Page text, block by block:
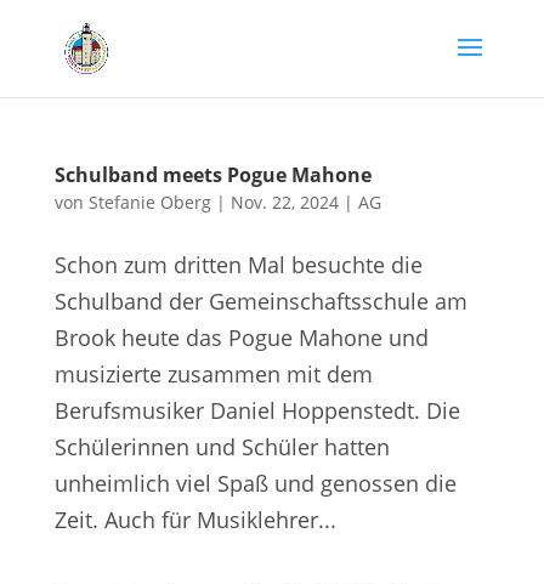
Schulband meets Pogue Mahone
von Stefanie Oberg| Nov. 22, 2024| AG
Schon zum dritten Mal besuchte die
Schulband der Gemeinschaftsschule am
Brook heute das Pogue Mahone und
musizierte zusammen mit dem
Berufsmusiker Daniel Hoppenstedt. Die
Schülerinnen und Schüler hatten
unheimlich viel Spaß und genossen die
Zeit. Auch für Musiklehrer...